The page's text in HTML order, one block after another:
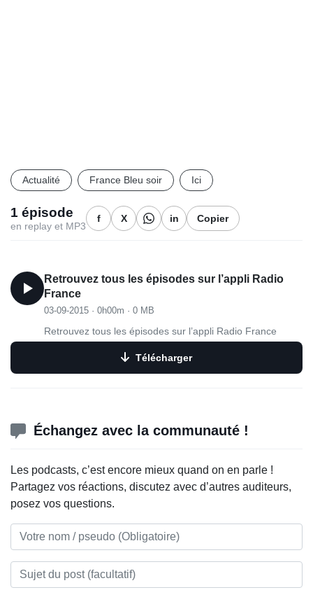
Actualité France Bleu soir Ici
1 épisode
en replay et MP3
f X in Copier
Retrouvez tous les épisodes sur l’appli Radio
France
03-09-2015 · 0h00m · 0 MB
Retrouvez tous les épisodes sur l’appli Radio France
Télécharger
Échangez avec la communauté !
Les podcasts, c’est encore mieux quand on en parle !
Partagez vos réactions, discutez avec d’autres auditeurs,
posez vos questions.